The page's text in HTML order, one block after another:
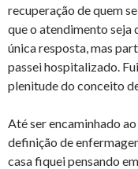
recuperação de quem
que o atendimento seja
única resposta, mas
passei hospitalizado.
plenitude do conceito
Até ser encaminhado
definição de
casa fiquei pensando